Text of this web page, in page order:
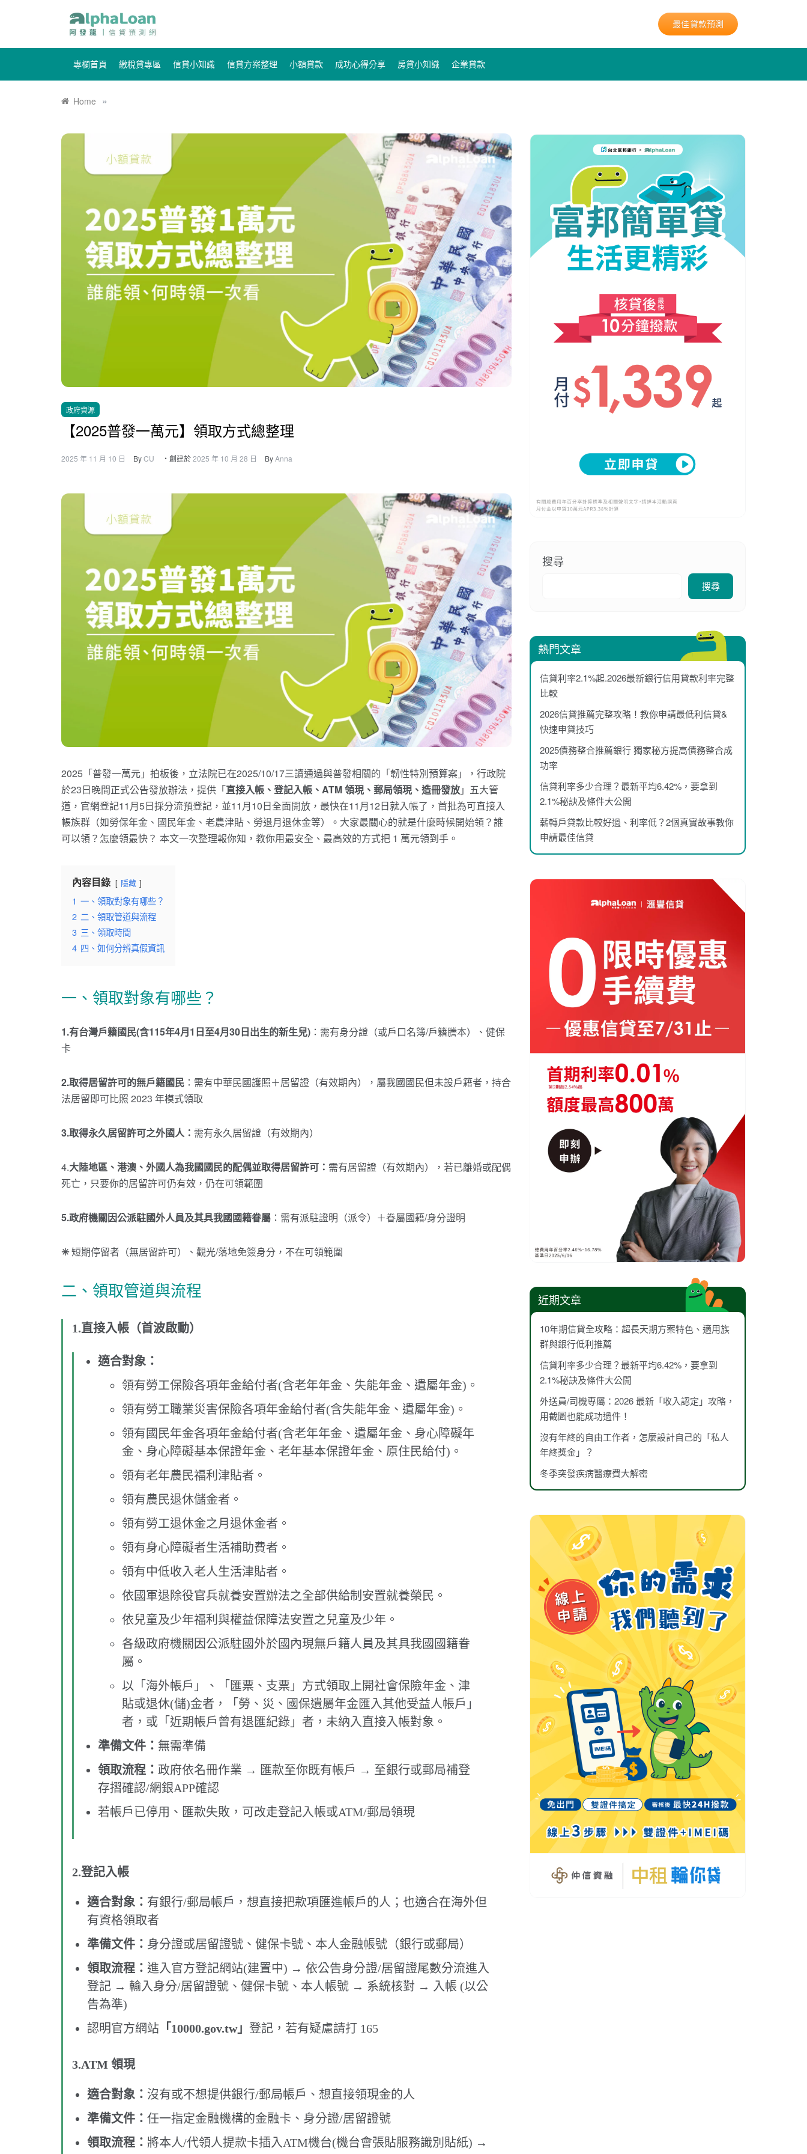
最佳貸款預測
專欄首頁 繳稅貸專區 信貸小知識 信貸方案整理 小額貸款 成功心得分享 房貸小知識 企業貸款
Home »
政府資源
【2025普發一萬元】領取方式總整理
2025 年 11 月 10 日 ByCU ・創建於2025 年 10 月 28 日 ByAnna
2025「普發一萬元」拍板後，立法院已在2025/10/17三讀通過與普發相關的「韌性特別預算案」，行政院
於23日晚間正式公告發放辦法，提供「直接入帳、登記入帳、ATM 領現、郵局領現、造冊發放」五大管
道，官網登記11月5日採分流預登記，並11月10日全面開放，最快在11月12日就入帳了，首批為可直接入
帳族群（如勞保年金、國民年金、老農津貼、勞退月退休金等）。大家最關心的就是什麼時候開始領？誰
可以領？怎麼領最快？ 本文一次整理報你知，教你用最安全、最高效的方式把 1 萬元領到手。
內容目錄 隱藏
1 一、領取對象有哪些？
2 二、領取管道與流程
3 三、領取時間
4 四、如何分辨真假資訊
一、領取對象有哪些？
1.有台灣戶籍國民(含115年4月1日至4月30日出生的新生兒) ：需有身分證（或戶口名簿/戶籍謄本）、健保
卡
2.取得居留許可的無戶籍國民 ：需有中華民國護照＋居留證（有效期內），屬我國國民但未設戶籍者，持合
法居留即可比照 2023 年模式領取
3.取得永久居留許可之外國人： 需有永久居留證（有效期內）
4.大陸地區、港澳、外國人為我國國民的配偶並取得居留許可： 需有居留證（有效期內），若已離婚或配偶
死亡，只要你的居留許可仍有效，仍在可領範圍
5.政府機關因公派駐國外人員及其具我國國籍眷屬 ：需有派駐證明（派令）＋眷屬國籍/身分證明
✳短期停留者（無居留許可）、觀光/落地免簽身分，不在可領範圍
二、領取管道與流程
1.直接入帳（首波啟動）
適合對象：
領有勞工保險各項年金給付者(含老年年金、失能年金、遺屬年金)。
領有勞工職業災害保險各項年金給付者(含失能年金、遺屬年金)。
領有國民年金各項年金給付者(含老年年金、遺屬年金、身心障礙年
金、身心障礙基本保證年金、老年基本保證年金、原住民給付)。
領有老年農民福利津貼者。
領有農民退休儲金者。
領有勞工退休金之月退休金者。
領有身心障礙者生活補助費者。
領有中低收入老人生活津貼者。
依國軍退除役官兵就養安置辦法之全部供給制安置就養榮民。
依兒童及少年福利與權益保障法安置之兒童及少年。
各級政府機關因公派駐國外於國內現無戶籍人員及其具我國國籍眷
屬。
以「海外帳戶」、「匯票、支票」方式領取上開社會保險年金、津
貼或退休(儲)金者，「勞、災、國保遺屬年金匯入其他受益人帳戶」
者，或「近期帳戶曾有退匯紀錄」者，未納入直接入帳對象。
準備文件： 無需準備
領取流程： 政府依名冊作業 → 匯款至你既有帳戶 → 至銀行或郵局補登
存摺確認/網銀APP確認
若帳戶已停用、匯款失敗，可改走登記入帳或ATM/郵局領現
2.登記入帳
適合對象： 有銀行/郵局帳戶，想直接把款項匯進帳戶的人；也適合在海外但
有資格領取者
準備文件： 身分證或居留證號、健保卡號、本人金融帳號（銀行或郵局）
領取流程： 進入官方登記網站(建置中) → 依公告身分證/居留證尾數分流進入
登記 → 輸入身分/居留證號、健保卡號、本人帳號 → 系統核對 → 入帳 (以公
告為準)
認明官方網站 「10000.gov.tw」 登記，若有疑慮請打 165
3.ATM 領現
適合對象： 沒有或不想提供銀行/郵局帳戶、想直接領現金的人
準備文件： 任一指定金融機構的金融卡、身分證/居留證號
領取流程： 將本人/代領人提款卡插入ATM機台(機台會張貼服務識別貼紙) →
搜尋
搜尋
熱門文章
信貸利率2.1%起.2026最新銀行信用貸款利率完整
比較
2026信貸推薦完整攻略！教你申請最低利信貸&
快速申貸技巧
2025債務整合推薦銀行 獨家秘方提高債務整合成
功率
信貸利率多少合理？最新平均6.42%，要拿到
2.1%秘訣及條件大公開
薪轉戶貸款比較好過、利率低？2個真實故事教你
申請最佳信貸
近期文章
10年期信貸全攻略：超長天期方案特色、適用族
群與銀行低利推薦
信貸利率多少合理？最新平均6.42%，要拿到
2.1%秘訣及條件大公開
外送員/司機專屬：2026 最新「收入認定」攻略，
用截圖也能成功過件！
沒有年終的自由工作者，怎麼設計自己的「私人
年終獎金」？
冬季突發疾病醫療費大解密